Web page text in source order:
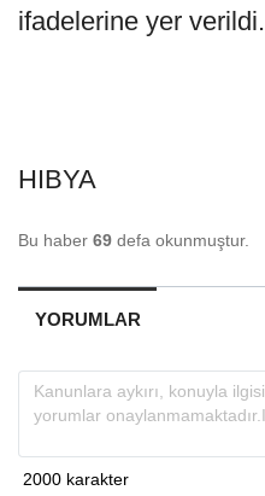
ifadelerine yer verildi.
HIBYA
Bu haber 69 defa okunmuştur.
YORUMLAR